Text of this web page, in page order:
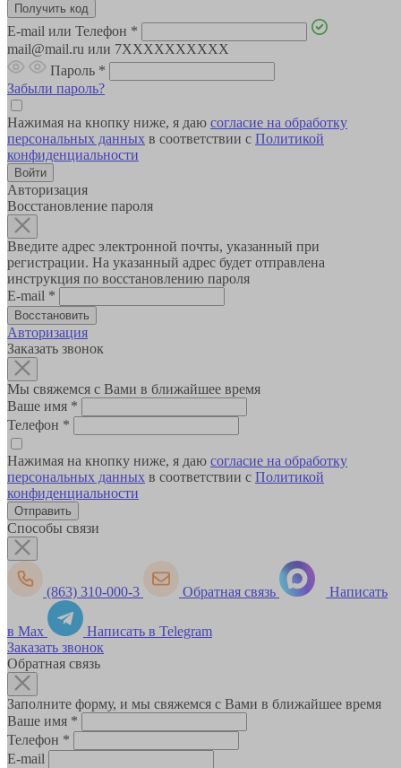
E-mail или Телефон *
mail@mail.ru или 7XXXXXXXXXX
Пароль *
Забыли пароль?
Нажимая на кнопку ниже, я даю согласие на обработку
персональных данных в соответствии с Политикой
конфиденциальности
Авторизация
Восстановление пароля
Введите адрес электронной почты, указанный при
регистрации. На указанный адрес будет отправлена
инструкция по восстановлению пароля
E-mail *
Авторизация
Заказать звонок
Мы свяжемся с Вами в ближайшее время
Ваше имя *
Телефон *
Нажимая на кнопку ниже, я даю согласие на обработку
персональных данных в соответствии с Политикой
конфиденциальности
Способы связи
(863) 310-000-3 Обратная связь Написать
в Max
Написать в Telegram
Заказать звонок
Обратная связь
Заполните форму, и мы свяжемся с Вами в ближайшее время
Ваше имя *
Телефон *
E-mail